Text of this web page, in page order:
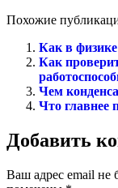
Похожие
Как в физике
Как
Чем
Что главнее
Добавить
Ваш адрес email не